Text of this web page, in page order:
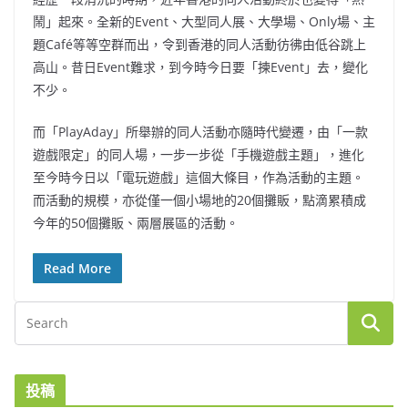
鬧」起來。全新的Event、大型同人展、大學場、Only場、主
題Café等等空群而出，令到香港的同人活動彷彿由低谷跳上
高山。昔日Event難求，到今時今日要「揀Event」去，變化
不少。
而「PlayAday」所舉辦的同人活動亦隨時代變遷，由「一款
遊戲限定」的同人場，一步一步從「手機遊戲主題」，進化
至今時今日以「電玩遊戲」這個大條目，作為活動的主題。
而活動的規模，亦從僅一個小場地的20個攤販，點滴累積成
今年的50個攤販、兩層展區的活動。
Read More
投稿